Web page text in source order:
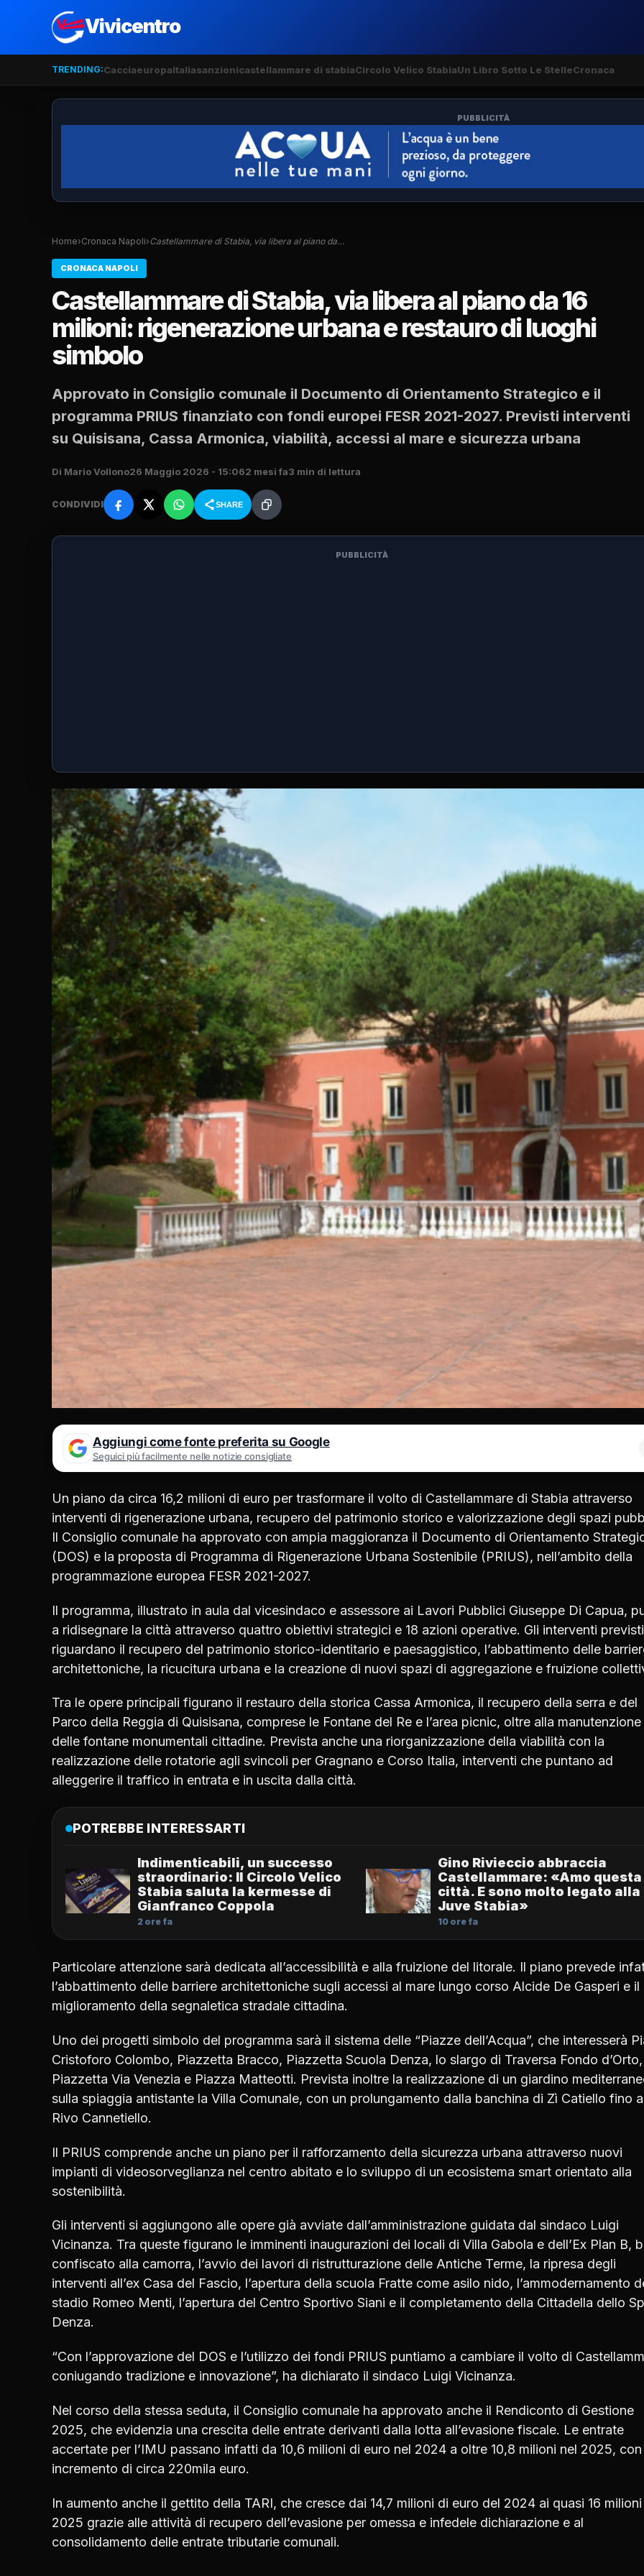
Vivicentro
TRENDING:CacciaeuropaItaliasanzionicastellammare di stabiaCircolo Velico StabiaUn Libro Sotto Le StelleCronaca
PUBBLICITÀ
Home›Cronaca Napoli›Castellammare di Stabia, via libera al piano da…
CRONACA NAPOLI
Castellammare di Stabia, via libera al piano da 16
milioni: rigenerazione urbana e restauro di luoghi
simbolo
Approvato in Consiglio comunale il Documento di Orientamento Strategico e il
programma PRIUS finanziato con fondi europei FESR 2021-2027. Previsti interventi
su Quisisana, Cassa Armonica, viabilità, accessi al mare e sicurezza urbana
Di Mario Vollono26 Maggio 2026 - 15:062 mesi fa3 min di lettura
CONDIVIDI SHARE
PUBBLICITÀ
Aggiungi come fonte preferita su Google
Seguici più facilmente nelle notizie consigliate
Un piano da circa 16,2 milioni di euro per trasformare il volto di Castellammare di Stabia attraverso
interventi di rigenerazione urbana, recupero del patrimonio storico e valorizzazione degli spazi
Il Consiglio comunale ha approvato con ampia maggioranza il Documento di Orientamento
(DOS) e la proposta di Programma di Rigenerazione Urbana Sostenibile (PRIUS), nell’ambito della
programmazione europea FESR 2021-2027.
Il programma, illustrato in aula dal vicesindaco e assessore ai Lavori Pubblici Giuseppe Di Capua,
a ridisegnare la città attraverso quattro obiettivi strategici e 18 azioni operative. Gli interventi previsti
riguardano il recupero del patrimonio storico-identitario e paesaggistico, l’abbattimento delle
architettoniche, la ricucitura urbana e la creazione di nuovi spazi di aggregazione e fruizione
Tra le opere principali figurano il restauro della storica Cassa Armonica, il recupero della serra e del
Parco della Reggia di Quisisana, comprese le Fontane del Re e l’area picnic, oltre alla manutenzione
delle fontane monumentali cittadine. Prevista anche una riorganizzazione della viabilità con la
realizzazione delle rotatorie agli svincoli per Gragnano e Corso Italia, interventi che puntano ad
alleggerire il traffico in entrata e in uscita dalla città.
POTREBBE INTERESSARTI
Indimenticabili, un successo
straordinario: Il Circolo Velico
Stabia saluta la kermesse di
Gianfranco Coppola
2 ore fa
Gino Rivieccio abbraccia
Castellammare: «Amo questa
città. E sono molto legato alla
Juve Stabia»
10 ore fa
Particolare attenzione sarà dedicata all’accessibilità e alla fruizione del litorale. Il piano prevede
l’abbattimento delle barriere architettoniche sugli accessi al mare lungo corso Alcide De Gasperi e il
miglioramento della segnaletica stradale cittadina.
Uno dei progetti simbolo del programma sarà il sistema delle “Piazze dell’Acqua”, che interesserà
Cristoforo Colombo, Piazzetta Bracco, Piazzetta Scuola Denza, lo slargo di Traversa Fondo d’Orto,
Piazzetta Via Venezia e Piazza Matteotti. Prevista inoltre la realizzazione di un giardino
sulla spiaggia antistante la Villa Comunale, con un prolungamento dalla banchina di Zì Catiello fino a
Rivo Cannetiello.
Il PRIUS comprende anche un piano per il rafforzamento della sicurezza urbana attraverso nuovi
impianti di videosorveglianza nel centro abitato e lo sviluppo di un ecosistema smart orientato alla
sostenibilità.
Gli interventi si aggiungono alle opere già avviate dall’amministrazione guidata dal sindaco Luigi
Vicinanza. Tra queste figurano le imminenti inaugurazioni dei locali di Villa Gabola e dell’Ex Plan B,
confiscato alla camorra, l’avvio dei lavori di ristrutturazione delle Antiche Terme, la ripresa degli
interventi all’ex Casa del Fascio, l’apertura della scuola Fratte come asilo nido, l’ammodernamento
stadio Romeo Menti, l’apertura del Centro Sportivo Siani e il completamento della Cittadella dello
Denza.
“Con l’approvazione del DOS e l’utilizzo dei fondi PRIUS puntiamo a cambiare il volto di
coniugando tradizione e innovazione”, ha dichiarato il sindaco Luigi Vicinanza.
Nel corso della stessa seduta, il Consiglio comunale ha approvato anche il Rendiconto di Gestione
2025, che evidenzia una crescita delle entrate derivanti dalla lotta all’evasione fiscale. Le entrate
accertate per l’IMU passano infatti da 10,6 milioni di euro nel 2024 a oltre 10,8 milioni nel 2025, con
incremento di circa 220mila euro.
In aumento anche il gettito della TARI, che cresce dai 14,7 milioni di euro del 2024 ai quasi 16
2025 grazie alle attività di recupero dell’evasione per omessa e infedele dichiarazione e al
consolidamento delle entrate tributarie comunali.